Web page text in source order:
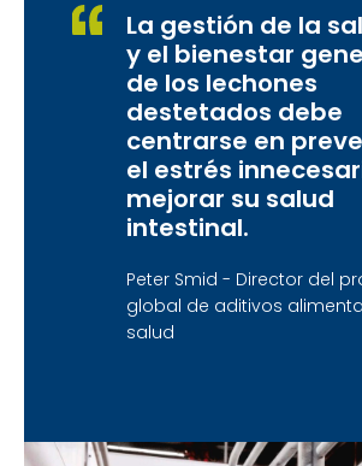
La gestión de la
y el bienestar
de los lechones
destetados debe
centrarse en
el estrés
mejorar su salud
intestinal.
Peter Smid - Director del
global de aditivos
salud